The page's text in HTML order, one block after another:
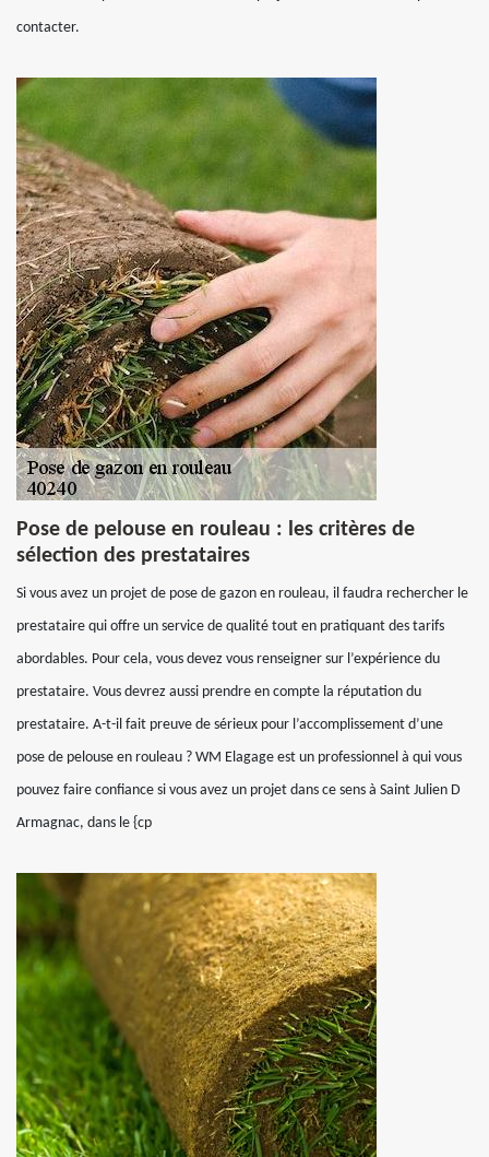
contacter.
Pose de pelouse en rouleau : les critères de
sélection des prestataires
Si vous avez un projet de pose de gazon en rouleau, il faudra rechercher le
prestataire qui offre un service de qualité tout en pratiquant des tarifs
abordables. Pour cela, vous devez vous renseigner sur l’expérience du
prestataire. Vous devrez aussi prendre en compte la réputation du
prestataire. A-t-il fait preuve de sérieux pour l’accomplissement d’une
pose de pelouse en rouleau ? WM Elagage est un professionnel à qui vous
pouvez faire confiance si vous avez un projet dans ce sens à Saint Julien D
Armagnac, dans le {cp